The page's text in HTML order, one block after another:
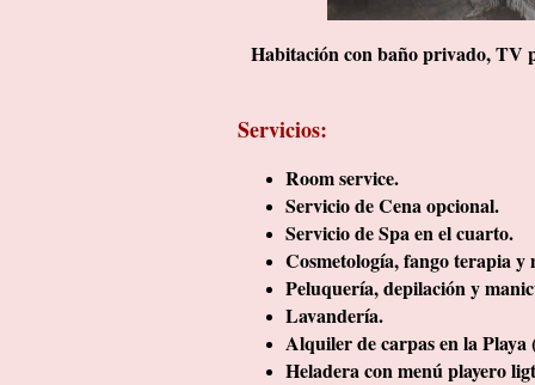
Habitación con baño privado, TV
Servicios:
Room service.
Servicio de Cena opcional.
Servicio de Spa en el cuarto.
Cosmetología, fango terapia y
Peluquería, depilación y
Lavandería.
Alquiler de carpas en la Playa
Heladera con menú playero